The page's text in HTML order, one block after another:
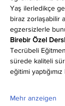
Yaş ilerledikçe
biraz zorlaşabilir
egzersizlerle
Birebir Özel
Tecrübeli
sürede kaliteli
eğitimi
Mehr anzeigen